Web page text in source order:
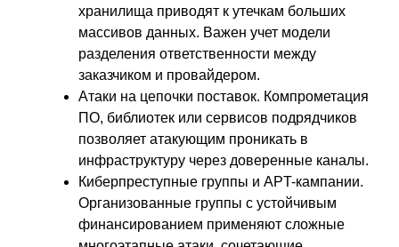
хранилища приводят к утечкам больших
массивов данных. Важен учет модели
разделения ответственности между
заказчиком и провайдером.
Атаки на цепочки поставок. Компрометация
ПО, библиотек или сервисов подрядчиков
позволяет атакующим проникать в
инфраструктуру через доверенные каналы.
Киберпреступные группы и APT-кампании.
Организованные группы с устойчивым
финансированием применяют сложные